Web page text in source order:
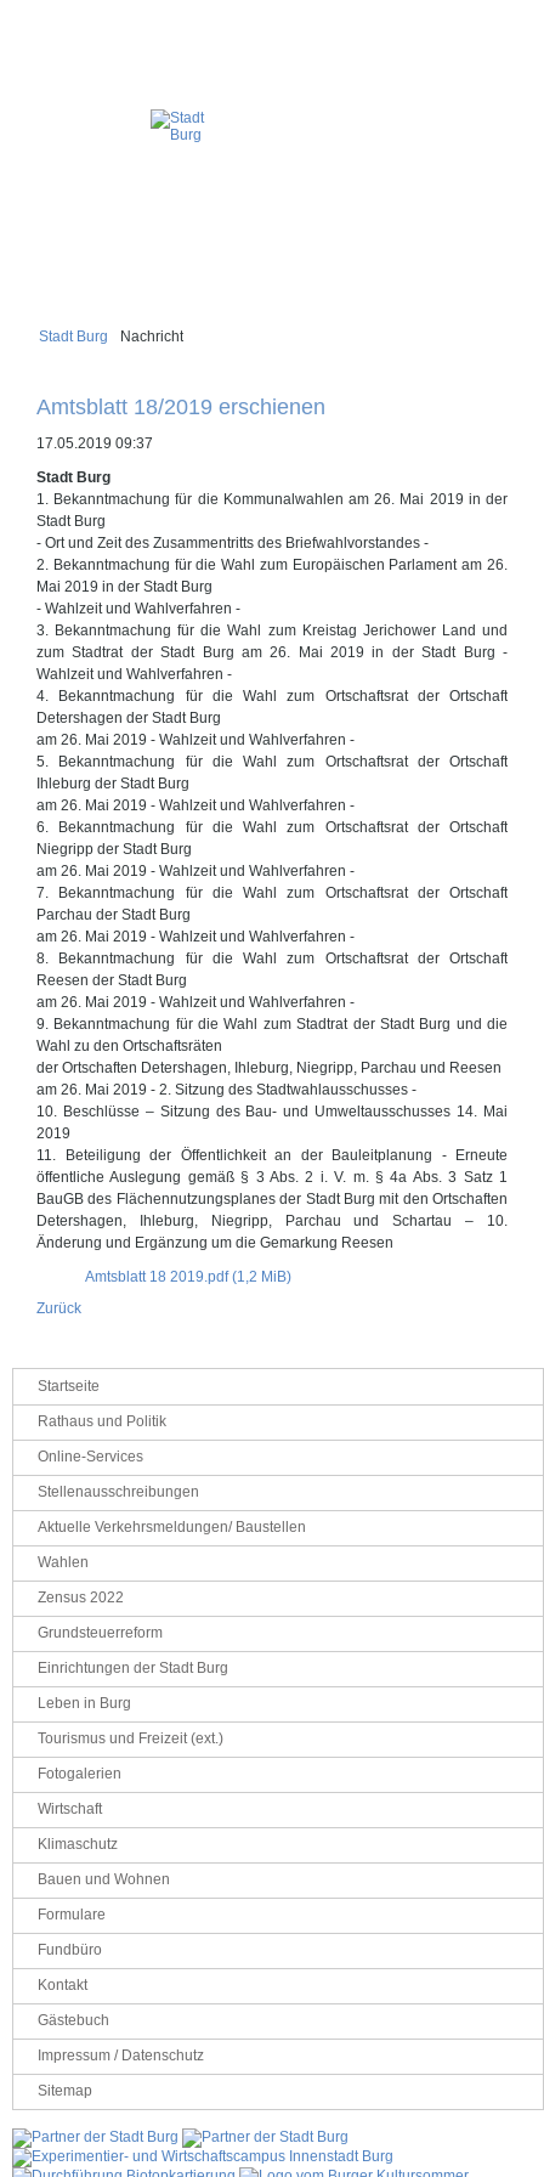
Stadt Burg Nachricht
Amtsblatt 18/2019 erschienen
17.05.2019 09:37
Stadt Burg
1. Bekanntmachung für die Kommunalwahlen am 26. Mai 2019 in der
Stadt Burg
- Ort und Zeit des Zusammentritts des Briefwahlvorstandes -
2. Bekanntmachung für die Wahl zum Europäischen Parlament am 26.
Mai 2019 in der Stadt Burg
- Wahlzeit und Wahlverfahren -
3. Bekanntmachung für die Wahl zum Kreistag Jerichower Land und
zum Stadtrat der Stadt Burg am 26. Mai 2019 in der Stadt Burg -
Wahlzeit und Wahlverfahren -
4. Bekanntmachung für die Wahl zum Ortschaftsrat der Ortschaft
Detershagen der Stadt Burg
am 26. Mai 2019 - Wahlzeit und Wahlverfahren -
5. Bekanntmachung für die Wahl zum Ortschaftsrat der Ortschaft
Ihleburg der Stadt Burg
am 26. Mai 2019 - Wahlzeit und Wahlverfahren -
6. Bekanntmachung für die Wahl zum Ortschaftsrat der Ortschaft
Niegripp der Stadt Burg
am 26. Mai 2019 - Wahlzeit und Wahlverfahren -
7. Bekanntmachung für die Wahl zum Ortschaftsrat der Ortschaft
Parchau der Stadt Burg
am 26. Mai 2019 - Wahlzeit und Wahlverfahren -
8. Bekanntmachung für die Wahl zum Ortschaftsrat der Ortschaft
Reesen der Stadt Burg
am 26. Mai 2019 - Wahlzeit und Wahlverfahren -
9. Bekanntmachung für die Wahl zum Stadtrat der Stadt Burg und die
Wahl zu den Ortschaftsräten
der Ortschaften Detershagen, Ihleburg, Niegripp, Parchau und Reesen
am 26. Mai 2019 - 2. Sitzung des Stadtwahlausschusses -
10. Beschlüsse – Sitzung des Bau- und Umweltausschusses 14. Mai
2019
11. Beteiligung der Öffentlichkeit an der Bauleitplanung - Erneute
öffentliche Auslegung gemäß § 3 Abs. 2 i. V. m. § 4a Abs. 3 Satz 1
BauGB des Flächennutzungsplanes der Stadt Burg mit den Ortschaften
Detershagen, Ihleburg, Niegripp, Parchau und Schartau – 10.
Änderung und Ergänzung um die Gemarkung Reesen
Amtsblatt 18 2019.pdf(1,2 MiB)
Zurück
Navigation
überspringen
Startseite
Rathaus und Politik
Online-Services
Stellenausschreibungen
Aktuelle Verkehrsmeldungen/ Baustellen
Wahlen
Zensus 2022
Grundsteuerreform
Einrichtungen der Stadt Burg
Leben in Burg
Tourismus und Freizeit (ext.)
Fotogalerien
Wirtschaft
Klimaschutz
Bauen und Wohnen
Formulare
Fundbüro
Kontakt
Gästebuch
Impressum / Datenschutz
Sitemap